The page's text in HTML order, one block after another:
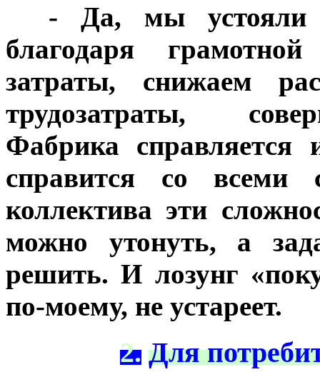
- Да, мы устояли
благодаря
затраты, снижаем
трудозатраты,
Фабрика
справится со
коллектива эти
можно утонуть, а
решить. И лозунг
по-моему, не устареет.
2. Для